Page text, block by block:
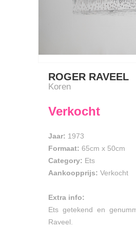
ROGER RAVEEL
Koren
Verkocht
Jaar: 1973
Formaat: 65cm x 50cm
Category: Ets
Aankoopprijs: Verkocht
Extra info:
Ets getekend en
Raveel.